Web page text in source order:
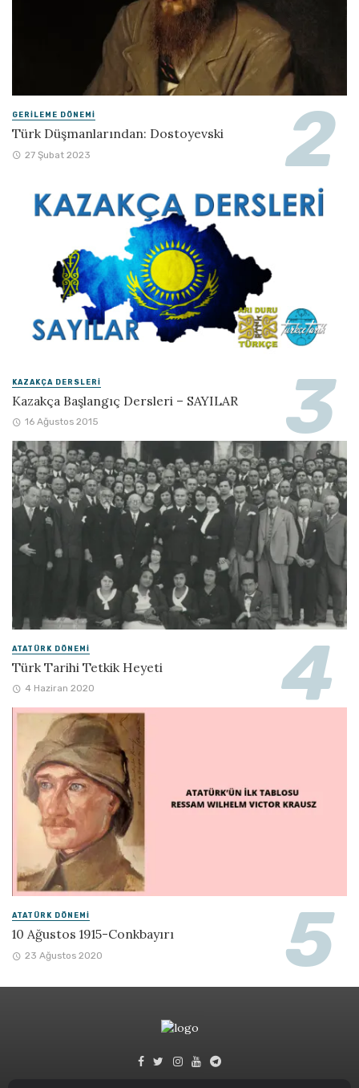
GERILEME DÖNEMI
Türk Düşmanlarından: Dostoyevski
27 Şubat 2023
KAZAKÇA DERSLERI
Kazakça Başlangıç Dersleri – SAYILAR
16 Ağustos 2015
ATATÜRK DÖNEMI
Türk Tarihi Tetkik Heyeti
4 Haziran 2020
ATATÜRK DÖNEMI
10 Ağustos 1915-Conkbayırı
23 Ağustos 2020